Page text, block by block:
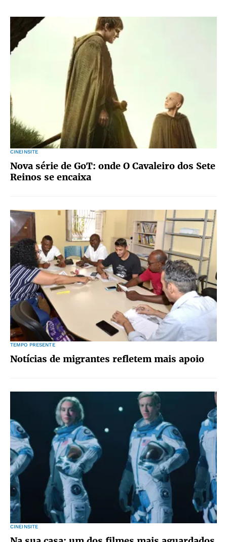
CINEINSITE
Nova série de GoT: onde O Cavaleiro dos Sete
Reinos se encaixa
TEMPO PRESENTE
Notícias de migrantes refletem mais apoio
CINEINSITE